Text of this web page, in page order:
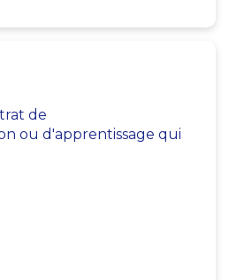
de
ou d'apprentissage qui